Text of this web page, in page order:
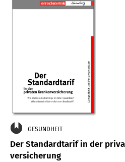
GESUNDHEIT
Der Standard­tarif in der
versicherung